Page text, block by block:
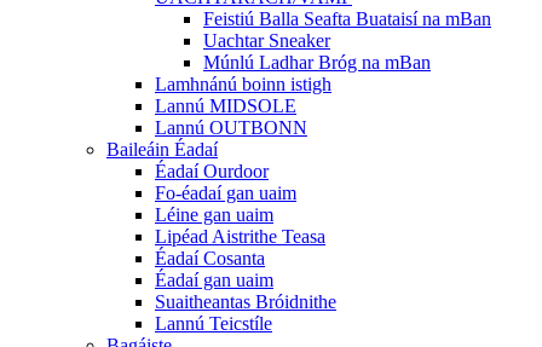
Feistiú Balla Seafta Buataisí na mBan
Uachtar Sneaker
Múnlú Ladhar Bróg na mBan
Lamhnánú boinn istigh
Lannú MIDSOLE
Lannú OUTBONN
Baileáin Éadaí
Éadaí Ourdoor
Fo-éadaí gan uaim
Léine gan uaim
Lipéad Aistrithe Teasa
Éadaí Cosanta
Éadaí gan uaim
Suaitheantas Bróidnithe
Lannú Teicstíle